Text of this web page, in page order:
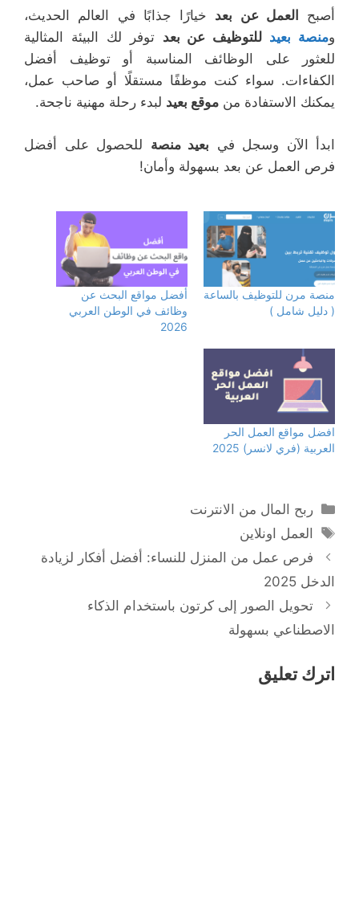
أصبح العمل عن بعد خيارًا جذابًا في العالم الحديث،
ومنصة بعيد للتوظيف عن بعد توفر لك البيئة المثالية
للعثور على الوظائف المناسبة أو توظيف أفضل
الكفاءات. سواء كنت موظفًا مستقلًا أو صاحب عمل،
يمكنك الاستفادة من موقع بعيد لبدء رحلة مهنية ناجحة.
ابدأ الآن وسجل في بعيد منصة للحصول على أفضل
فرص العمل عن بعد بسهولة وأمان!
منصة مرن للتوظيف بالساعة
( دليل شامل )
أفضل مواقع البحث عن
وظائف في الوطن العربي
2026
افضل مواقع العمل الحر
العربية (فري لانسر) 2025
التصنيفات
ربح المال من الانترنت
الوسوم
العمل اونلاين
فرص عمل من المنزل للنساء: أفضل أفكار لزيادة
الدخل 2025
تحويل الصور إلى كرتون باستخدام الذكاء
الاصطناعي بسهولة
اترك تعليق